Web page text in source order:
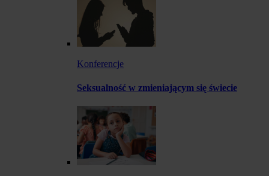
Konferencje
Seksualność w zmieniającym się świecie